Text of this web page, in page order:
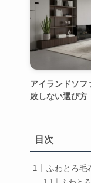
アイランドソフ
敗しない選び方
目次
ふわとろ毛